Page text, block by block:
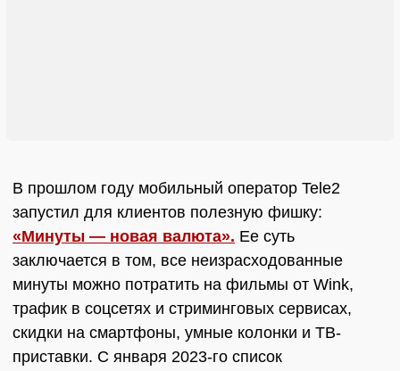
В прошлом году мобильный оператор Tele2
запустил для клиентов полезную фишку:
«Минуты — новая валюта». Ее суть
заключается в том, все неизрасходованные
минуты можно потратить на фильмы от Wink,
трафик в соцсетях и стриминговых сервисах,
скидки на смартфоны, умные колонки и ТВ-
приставки. С января 2023-го список